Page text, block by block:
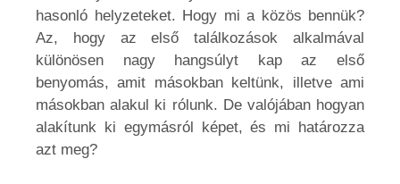
hasonló helyzeteket. Hogy mi a közös bennük?
Az, hogy az első találkozások alkalmával
különösen nagy hangsúlyt kap az első
benyomás, amit másokban keltünk, illetve ami
másokban alakul ki rólunk. De valójában hogyan
alakítunk ki egymásról képet, és mi határozza
azt meg?